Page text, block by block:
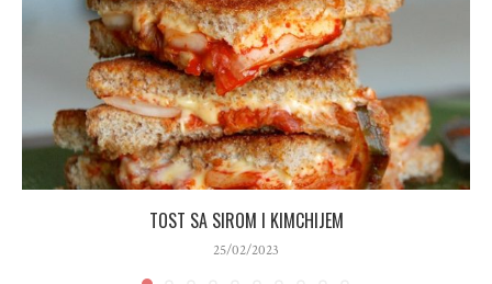
TOST SA SIROM I KIMCHIJEM
25/02/2023